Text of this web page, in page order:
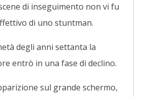
di inseguimento non vi fu
di uno stuntman.
degli anni settanta la
entrò in una fase di declino.
sul grande schermo,